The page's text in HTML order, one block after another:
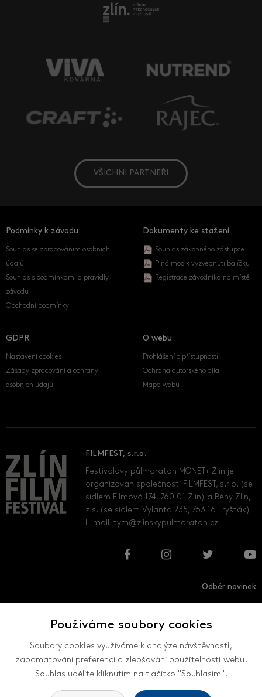
VŠICHNI PARTNEŘI
Podmínky k závodu
Souhlas se zpracováním osobních
údajů
Souhlas s podmínkami a pravidly
závodu
Obchodní podmínky
Dokumenty ke stažení
Souhlas zákonného zástupce
Plná moc k vyzvednutí balíčku
Registrace závodníka na místě
GDPR
Nastavení cookies
Zásady zpracování a ochrany
osobních údajů
O webu
Prohlášení o přístupnosti
Ochrana autorského díla
Mapa webu
FILMFEST, s.r.o.
Festivalový půlmaraton MONET+ Zlín je
organizován společností FILMFEST, s.r.o. (se
sídlem Filmová 174, 760 01 Zlín) a Běhy Zlín,
z.s. (se sídlem Vylanta 235, 763 16 Fryšták).
E-mail:tym@zlinskypulmaraton.cz
Odběr novinek
Používáme soubory cookies
Soubory cookies využíváme k analýze návštěvnosti,
zapamatování preferencí a zlepšování použitelnosti webu.
Souhlas udělíte kliknutím na tlačítko "Souhlasím".